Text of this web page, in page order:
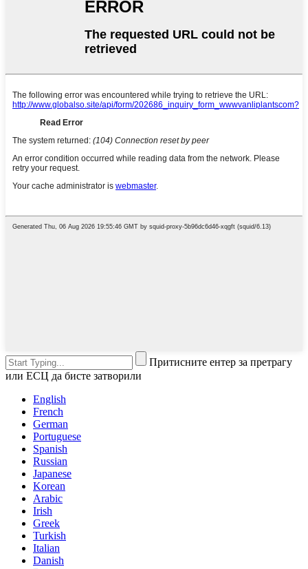
Притисните ентер за претрагу
или ЕСЦ да бисте затворили
English
French
German
Portuguese
Spanish
Russian
Japanese
Korean
Arabic
Irish
Greek
Turkish
Italian
Danish